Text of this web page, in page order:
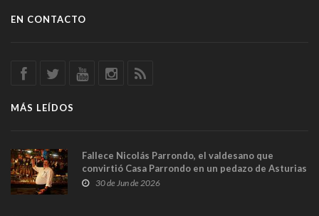
EN CONTACTO
MÁS LEÍDOS
Fallece Nicolás Parrondo, el valdesano que
convirtió Casa Parrondo en un pedazo de Asturias
en Madrid
30 de Jun de 2026